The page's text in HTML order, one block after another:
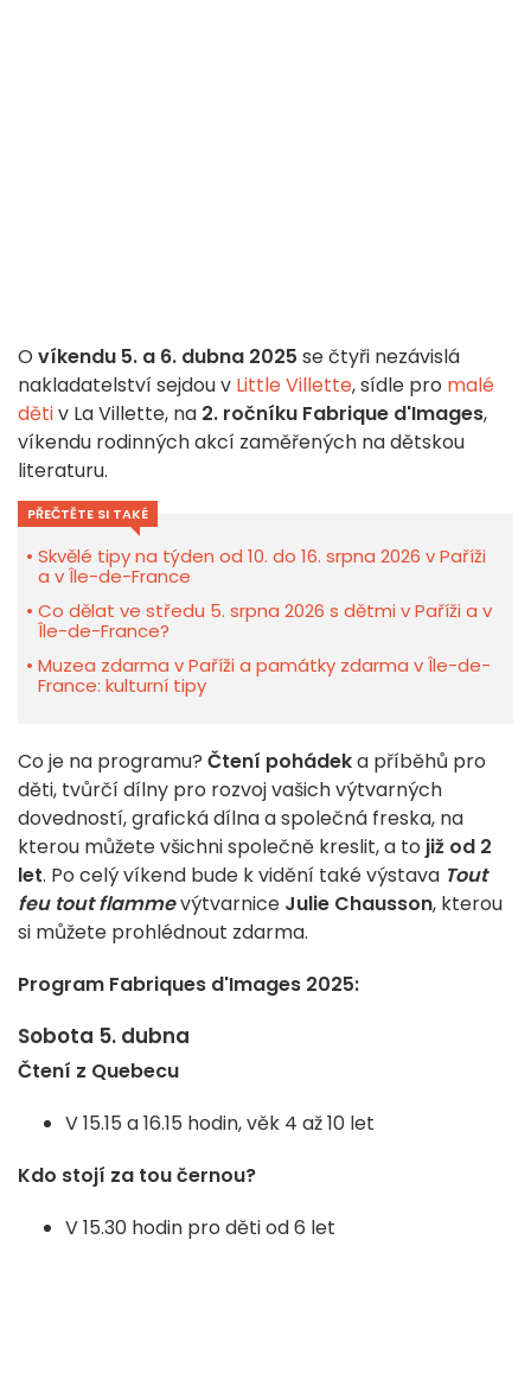
O víkendu 5. a 6. dubna 2025 se čtyři nezávislá
nakladatelství sejdou v Little Villette, sídle pro malé
dětiv La Villette, na 2. ročníku Fabrique d'Images,
víkendu rodinných akcí zaměřených na dětskou
literaturu.
PŘEČTĚTE SI TAKÉ
Skvělé tipy na týden od 10. do 16. srpna 2026 v Paříži
a v Île-de-France
Co dělat ve středu 5. srpna 2026 s dětmi v Paříži a v
Île-de-France?
Muzea zdarma v Paříži a památky zdarma v Île-de-
France: kulturní tipy
Co je na programu? Čtení pohádeka příběhů pro
děti, tvůrčí dílny pro rozvoj vašich výtvarných
dovedností, grafická dílna a společná freska, na
kterou můžete všichni společně kreslit, a to již od 2
let. Po celý víkend bude k vidění také výstava Tout
feu tout flammevýtvarnice Julie Chausson, kterou
si můžete prohlédnout zdarma.
Program Fabriques d'Images 2025:
Sobota 5. dubna
Čtení z Quebecu
V 15.15 a 16.15 hodin, věk 4 až 10 let
Kdo stojí za tou černou?
V 15.30 hodin pro děti od 6 let